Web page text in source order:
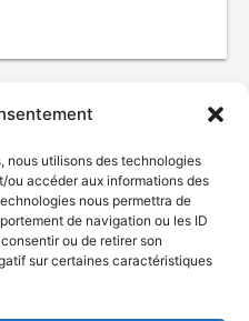
nous utilisons des technologies
accéder aux informations des
nous permettra de
de navigation ou les ID
ou de retirer son
sur certaines caractéristiques